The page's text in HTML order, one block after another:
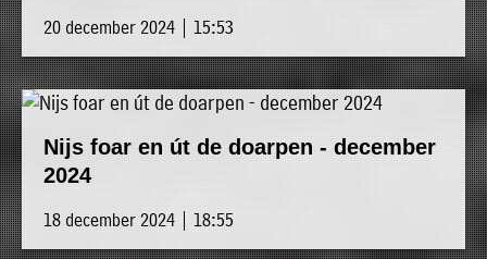
20 december 2024 | 15:53
Nijs foar en út de doarpen - december
2024
18 december 2024 | 18:55